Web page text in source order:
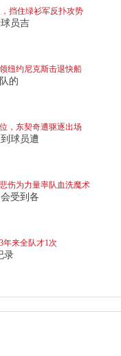
挡住绿衫军反扑攻势
员吉
纽约尼克斯击退快船
的
，东契奇遭驱逐出场
球员遭
伤为力量率队血洗魔术
受到各
年来全队才1次
录